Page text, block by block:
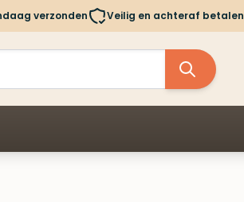
verzonden Veilig en achteraf betalen